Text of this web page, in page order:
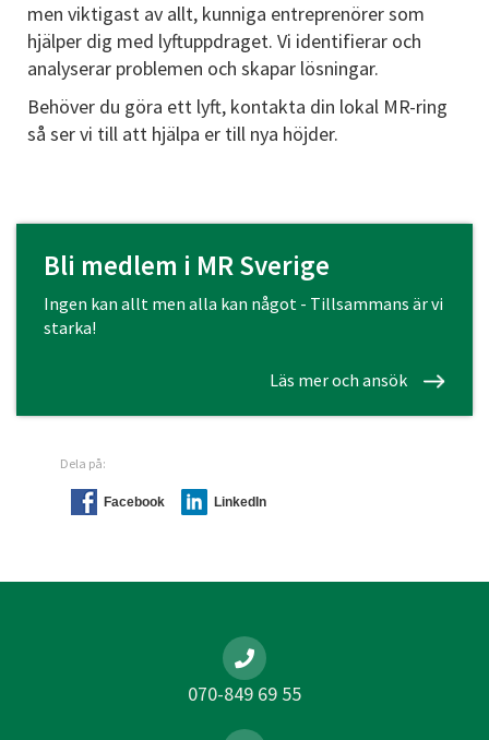
men viktigast av allt, kunniga entreprenörer som
hjälper dig med lyftuppdraget. Vi identifierar och
analyserar problemen och skapar lösningar.
Behöver du göra ett lyft, kontakta din lokal MR-ring
så ser vi till att hjälpa er till nya höjder.
Bli medlem i MR Sverige
Ingen kan allt men alla kan något - Tillsammans är vi
starka!
Läs mer och ansök
Dela på:
Facebook LinkedIn
070-849 69 55